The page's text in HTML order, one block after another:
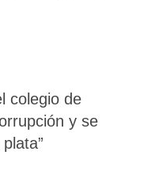
colegio de
y se